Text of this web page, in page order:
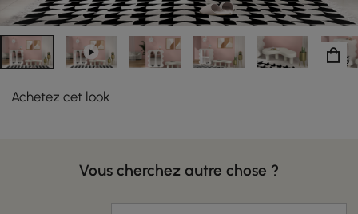
Achetez cet look
Vous cherchez autre chose ?